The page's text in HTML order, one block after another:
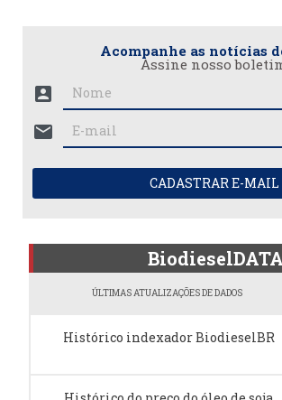
Acompanhe as notícias
Assine nosso
account_box
mail
CADASTRAR E-MAIL
BiodieselDATA
ÚLTIMAS ATUALIZAÇÕES DE DADOS
Histórico indexador BiodieselBR